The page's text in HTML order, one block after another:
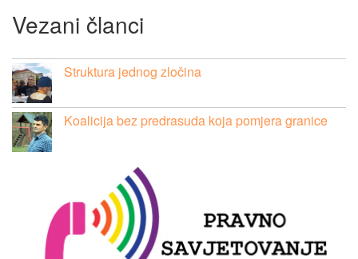
Vezani članci
Struktura jednog zločina
Koalicija bez predrasuda koja pomjera granice